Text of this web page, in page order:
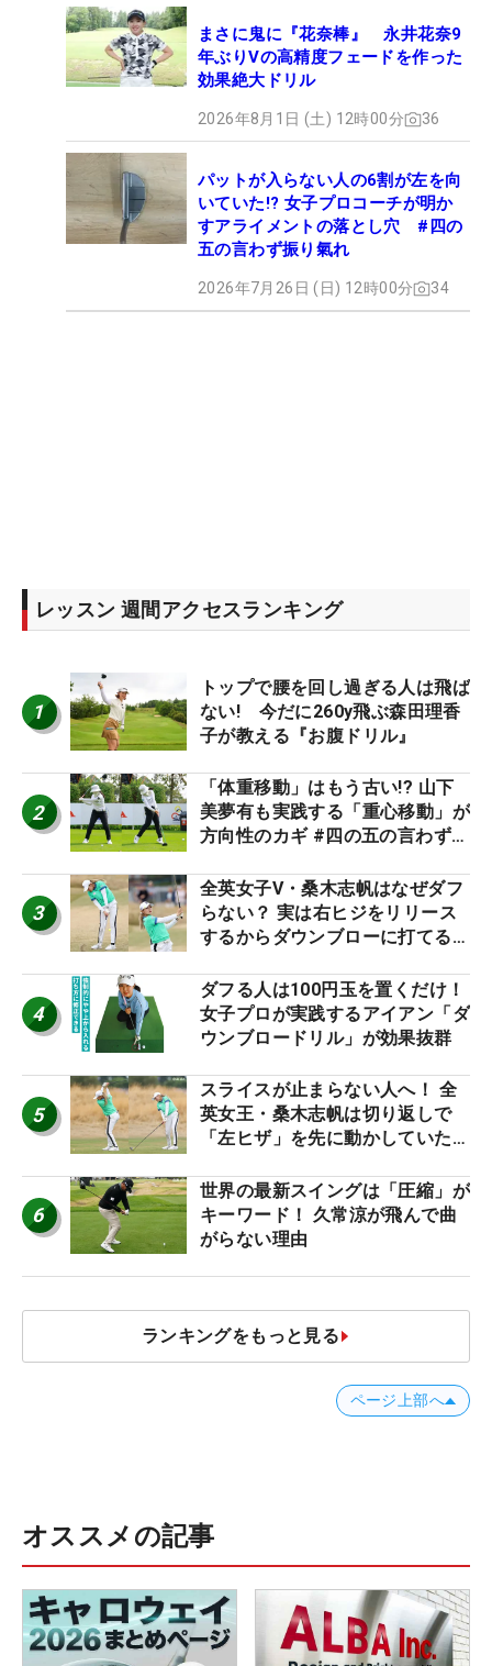
まさに鬼に『花奈棒』 永井花奈9
年ぶりVの高精度フェードを作った
効果絶大ドリル
2026年8月1日 (土) 12時00分 36
パットが入らない人の6割が左を向
いていた!? 女子プロコーチが明か
すアライメントの落とし穴 #四の
五の言わず振り氣れ
2026年7月26日 (日) 12時00分 34
レッスン 週間アクセスランキング
1
トップで腰を回し過ぎる人は飛ば
ない! 今だに260y飛ぶ森田理香
子が教える『お腹ドリル』
2
「体重移動」はもう古い!? 山下
美夢有も実践する「重心移動」が
方向性のカギ #四の五の言わず振
3
全英女子V・桑木志帆はなぜダフ
らない？ 実は右ヒジをリリース
するからダウンブローに打てる #
4
ダフる人は100円玉を置くだけ！
女子プロが実践するアイアン「ダ
ウンブロードリル」が効果抜群
5
スライスが止まらない人へ！ 全
英女王・桑木志帆は切り返しで
「左ヒザ」を先に動かしていた
6
世界の最新スイングは「圧縮」が
キーワード！ 久常涼が飛んで曲
がらない理由
ランキングをもっと見る
ページ上部へ
オススメの記事